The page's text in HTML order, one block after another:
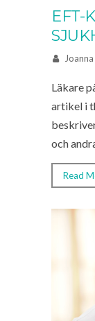
EFT-
Läkare
artikel i
och
Read